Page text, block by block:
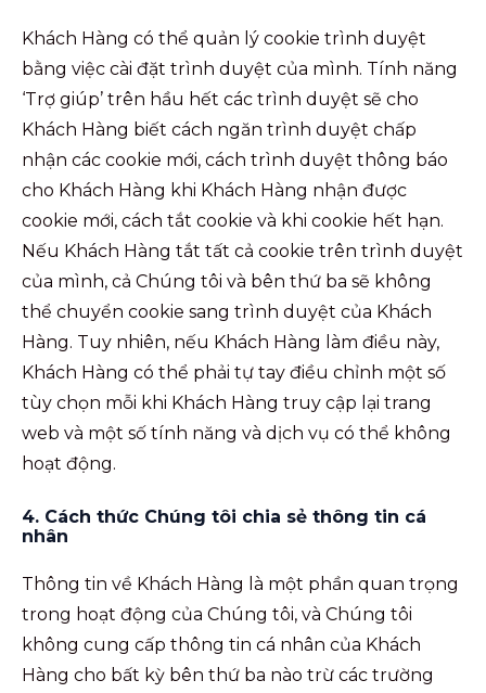
Khách Hàng có thể quản lý cookie trình duyệt
bằng việc cài đặt trình duyệt của mình. Tính năng
‘Trợ giúp’ trên hầu hết các trình duyệt sẽ cho
Khách Hàng biết cách ngăn trình duyệt chấp
nhận các cookie mới, cách trình duyệt thông báo
cho Khách Hàng khi Khách Hàng nhận được
cookie mới, cách tắt cookie và khi cookie hết hạn.
Nếu Khách Hàng tắt tất cả cookie trên trình duyệt
của mình, cả Chúng tôi và bên thứ ba sẽ không
thể chuyển cookie sang trình duyệt của Khách
Hàng. Tuy nhiên, nếu Khách Hàng làm điều này,
Khách Hàng có thể phải tự tay điều chỉnh một số
tùy chọn mỗi khi Khách Hàng truy cập lại trang
web và một số tính năng và dịch vụ có thể không
hoạt động.
4. Cách thức Chúng tôi chia sẻ thông tin cá
nhân
Thông tin về Khách Hàng là một phần quan trọng
trong hoạt động của Chúng tôi, và Chúng tôi
không cung cấp thông tin cá nhân của Khách
Hàng cho bất kỳ bên thứ ba nào trừ các trường